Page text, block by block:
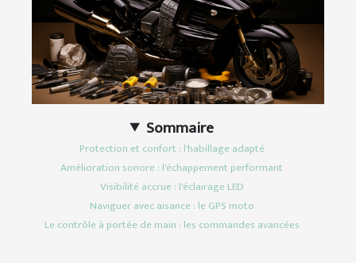
Sommaire
Protection et confort : l'habillage adapté
Amélioration sonore : l'échappement performant
Visibilité accrue : l'éclairage LED
Naviguer avec aisance : le GPS moto
Le contrôle à portée de main : les commandes avancées